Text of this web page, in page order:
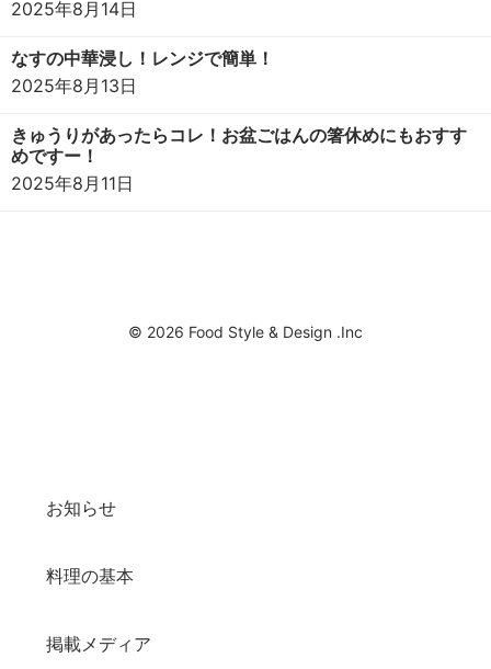
2025年8月14日
なすの中華浸し！レンジで簡単！
2025年8月13日
きゅうりがあったらコレ！お盆ごはんの箸休めにもおすす
めですー！
2025年8月11日
© 2026 Food Style & Design .Inc
お知らせ
料理の基本
掲載メディア